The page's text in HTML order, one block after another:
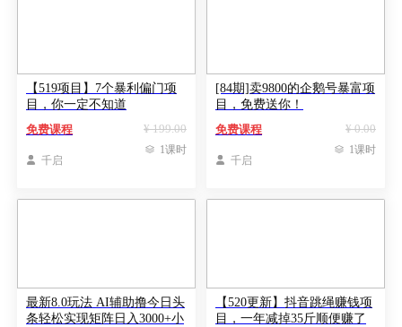
【519项目】7个暴利偏门项
目，你一定不知道
¥ 199.00
免费课程
 千启
 1课时
[84期]卖9800的企鹅号暴富项
目，免费送你！
¥ 0.00
免费课程
 千启
 1课时
最新8.0玩法 AI辅助撸今日头
条轻松实现矩阵日入3000+小
【520更新】抖音跳绳赚钱项
目，一年减掉35斤顺便赚了